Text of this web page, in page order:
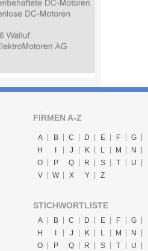
FIRMEN A-Z
A B C D E F
G
H
I J K L M
N
O
P Q R S T
U
V
W X Y Z
STICHWORTLISTE
A B C D E F
G
H
J K L M
N
O
P Q R S T
U